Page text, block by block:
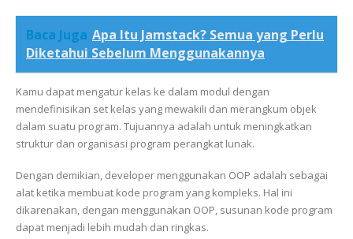
Baca Juga Apa Itu Jamstack? Semua yang Perlu
Diketahui Sebelum Menggunakannya
Kamu dapat mengatur kelas ke dalam modul dengan
mendefinisikan set kelas yang mewakili dan merangkum objek
dalam suatu program. Tujuannya adalah untuk meningkatkan
struktur dan organisasi program perangkat lunak.
Dengan demikian, developer menggunakan OOP adalah sebagai
alat ketika membuat kode program yang kompleks. Hal ini
dikarenakan, dengan menggunakan OOP, susunan kode program
dapat menjadi lebih mudah dan ringkas.